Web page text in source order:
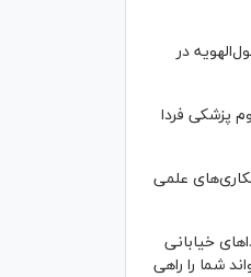
در
پزشکی فردا
علمی
خیابانی
شما را راهی